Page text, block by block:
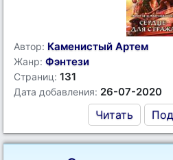
Автор: Каменистый Артем
Жанр: Фэнтези
Страниц: 131
Дата добавления: 26-07-2020
Читать